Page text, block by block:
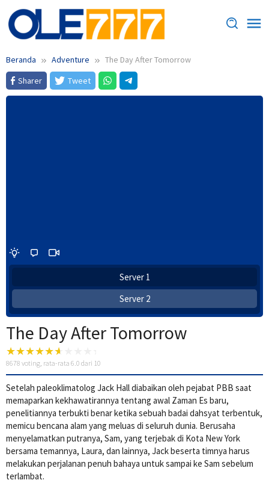
Loncat
ke
konten
Beranda Adventure
The Day After Tomorrow
Sharer
Tweet
Server 1
Server 2
The Day After Tomorrow
8678 voting, rata-rata 6.0 dari 10
Setelah paleoklimatolog Jack Hall diabaikan oleh pejabat PBB saat
memaparkan kekhawatirannya tentang awal Zaman Es baru,
penelitiannya terbukti benar ketika sebuah badai dahsyat terbentuk,
memicu bencana alam yang meluas di seluruh dunia. Berusaha
menyelamatkan putranya, Sam, yang terjebak di Kota New York
bersama temannya, Laura, dan lainnya, Jack beserta timnya harus
melakukan perjalanan penuh bahaya untuk sampai ke Sam sebelum
terlambat.